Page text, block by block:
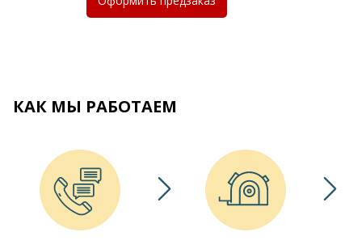
КАК МЫ РАБОТАЕМ